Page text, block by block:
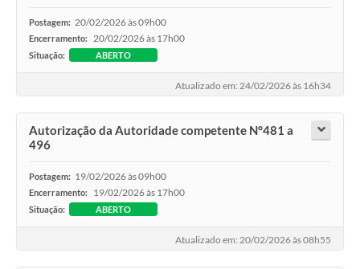
Postagem: 20/02/2026 às 09h00
Encerramento: 20/02/2026 às 17h00
Situação: ABERTO
Atualizado em: 24/02/2026 às 16h34
Autorização da Autoridade competente N°481 a
496
Postagem: 19/02/2026 às 09h00
Encerramento: 19/02/2026 às 17h00
Situação: ABERTO
Atualizado em: 20/02/2026 às 08h55